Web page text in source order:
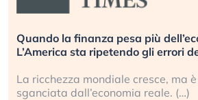
Russia e Cina pronti a
investitori stanno
Gli investitori tech
geopolitico: il (…)